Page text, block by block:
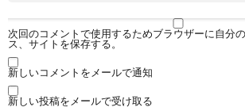
次回のコメントで使用するためブラウザーに自分
ス、サイトを保存する。
新しいコメントをメールで通知
新しい投稿をメールで受け取る